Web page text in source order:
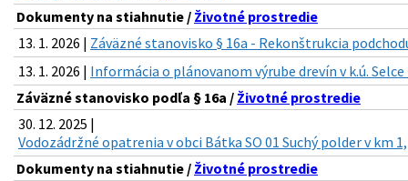
Dokumenty na stiahnutie / Životné prostredie
13. 1. 2026 | Záväzné stanovisko § 16a - Rekonštrukcia
13. 1. 2026 | Informácia o plánovanom výrube drevín v k.ú. Selce
Záväzné stanovisko podľa § 16a / Životné prostredie
30. 12. 2025 |
Vodozádržné opatrenia v obci Bátka SO 01 Suchý polder v km
Dokumenty na stiahnutie / Životné prostredie